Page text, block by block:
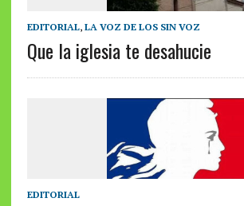
EDITORIAL, LA VOZ DE LOS SIN VOZ
Que la iglesia te desahucie
EDITORIAL